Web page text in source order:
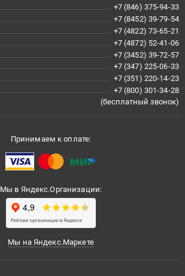
+7 (846) 375-94-33
+7 (8452) 39-79-54
+7 (4822) 73-65-21
+7 (4872) 52-41-06
+7 (3452) 39-72-57
+7 (347) 225-06-33
+7 (351) 220-14-23
+7 (800) 301-34-28
(бесплатный звонок)
Принимаем к оплате:
Мы в Яндекс.Организации:
Мы на Яндекс.Маркете